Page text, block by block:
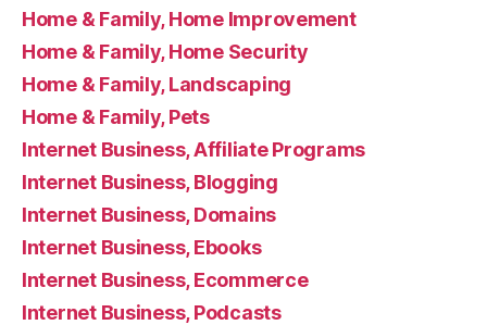
Home & Family, Home Improvement
Home & Family, Home Security
Home & Family, Landscaping
Home & Family, Pets
Internet Business, Affiliate Programs
Internet Business, Blogging
Internet Business, Domains
Internet Business, Ebooks
Internet Business, Ecommerce
Internet Business, Podcasts